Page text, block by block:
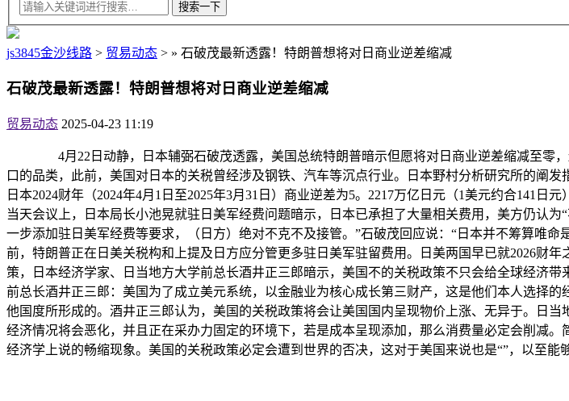
js3845金沙线路 > 贸易动态 > » 石破茂最新透露！特朗普想将对日商业逆差缩减
石破茂最新透露！特朗普想将对日商业逆差缩减
贸易动态 2025-04-23 11:19
4月22日动静，日本辅弼石破茂透露，美国总统特朗普暗示但愿将对日商业逆差缩减至零
口的品类，此前，美国对日本的关税曾经涉及钢铁、汽车等沉点行业。日本野村分析研究所的阐
日本2024财年（2024年4月1日至2025年3月31日）商业逆差为5。2217万亿日元（1美元约合141日
当天会议上，日本局长小池晃就驻日美军经费问题暗示，日本已承担了大量相关费用，美方仍认
一步添加驻日美军经费等要求，（日方）绝对不克不及接管。”石破茂回应说：“日本并不筹算唯
前，特朗普正在日美关税构和上提及日方应分管更多驻日美军驻留费用。日美两国早已就2026财
策，日本经济学家、日当地方大学前总长酒井正三郎暗示，美国不的关税政策不只会给全球经济
前总长酒井正三郎：美国为了成立美元系统，以金融业为核心成长第三财产，这是他们本人选择
他国度所形成的。酒井正三郎认为，美国的关税政策将会让美国国内呈现物价上涨、无异于。日
经济情况将会恶化，并且正在采办力固定的环境下，若是成本呈现添加，那么消费量必定会削减
经济学上说的畅缩现象。美国的关税政策必定会遭到世界的否决，这对于美国来说也是“”，以至能